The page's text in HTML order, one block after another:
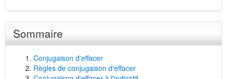
Sommaire
Conjugaison d'effacer
Règles de conjugaison d'effacer